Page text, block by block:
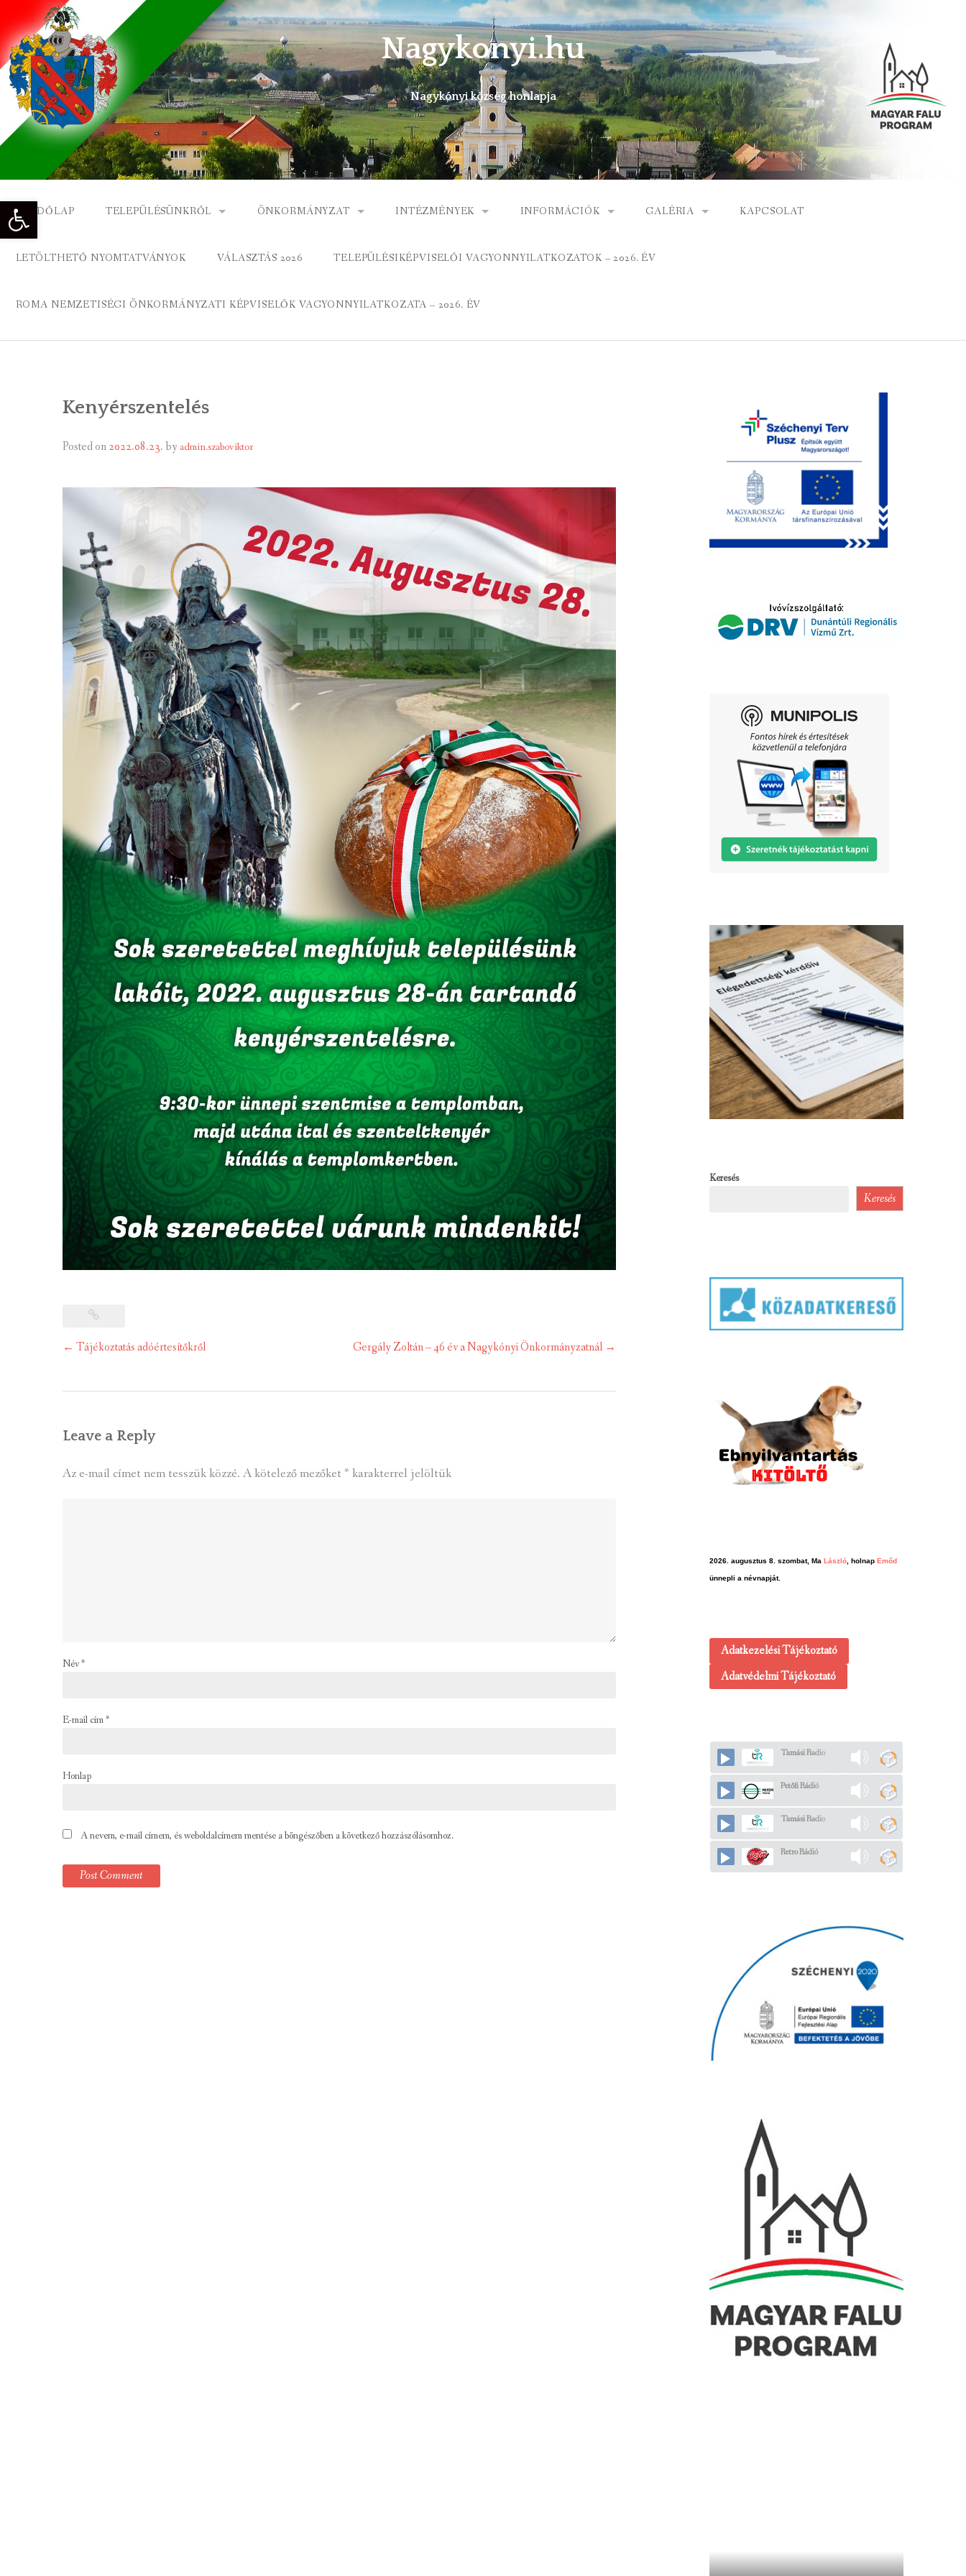
Eszköztár megnyitása
content
Nagykonyi.hu
Nagykónyi község honlapja
KEZDŐLAP TELEPÜLÉSÜNKRŐL
NAGYKÓNYI TÖRTÉNETE
ÖNKORMÁNYZAT
NAGYKÓNYI KÖZSÉG ÖNKORMÁNYZATA
VÁLASZTÁSI INFORMÁCIÓK
FALUGONDNOKI SZOLGÁLAT
TEMETŐGONDNOKI SZOLGÁLAT
KÖZFOGLALKOZTATÁSOK
INTÉZMÉNYEK
MŰVELŐDÉSI HÁZ
INFORMÁCIÓK
E-ÜGYINTÉZÉS
SZOCIÁLIS ELLÁTÁSOK
VÉDŐNŐI SZOLGÁLAT
TURIZMUS
HIRDETMÉNYEK
ELLÁTOTT JOGI KÉPVISELŐ
GALÉRIA
ESEMÉNYEK
KAPCSOLAT
LETÖLTHETŐ NYOMTATVÁNYOK VÁLASZTÁS 2026 TELEPÜLÉSIKÉPVISELŐI VAGYONNYILATKOZATOK – 2026. ÉV
ROMA NEMZETISÉGI ÖNKORMÁNYZATI KÉPVISELŐK VAGYONNYILATKOZATA – 2026. ÉV
Kenyérszentelés
Posted on2022.08.23.by admin.szaboviktor
Post
← Tájékoztatás adóértesítőkről Gergály Zoltán – 46 év a Nagykónyi Önkormányzatnál →
Leave a Reply
Az e-mail címet nem tesszük közzé. A kötelező mezőket *karakterrel jelöltük
Név*
E-mail cím*
Honlap
A nevem, e-mail címem, és weboldalcímem mentése a böngészőben a következő hozzászólásomhoz.
Keresés
Keresés
2026. augusztus 8. szombat, Ma László, holnapEmőd
ünnepli a névnapját.
Adatkezelési Tájékoztató
Adatvédelmi Tájékoztató
Tamási Radio
Petőfi Rádió
Tamási Radio
Retro Rádió